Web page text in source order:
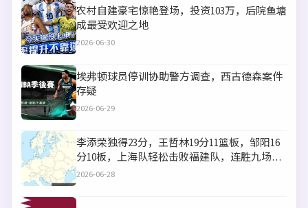
农村自建豪宅惊艳登场，投资103万，后院鱼塘
成最受欢迎之地
2026-06-30
埃弗顿球员停训协助警方调查，西古德森案件
存疑
2026-06-29
李添荣独得23分，王哲林19分11篮板，邹阳16
分10板，上海队轻松击败福建队，连胜九场再
创佳绩
2026-06-28